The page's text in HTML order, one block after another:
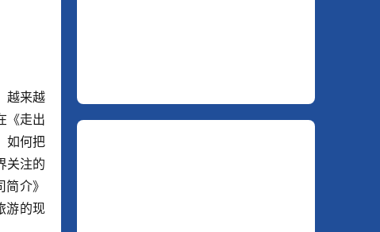
越来越
《走出
如何把
关注的
介》
游的现